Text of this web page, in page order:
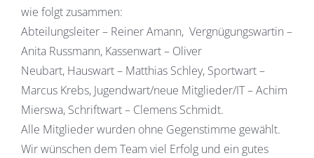
wie folgt zusammen:
Abteilungsleiter – Reiner Amann, Vergnügungswartin –
Anita Russmann, Kassenwart – Oliver
Neubart, Hauswart – Matthias Schley, Sportwart –
Marcus Krebs, Jugendwart/neue Mitglieder/IT – Achim
Mierswa, Schriftwart – Clemens Schmidt.
Alle Mitglieder wurden ohne Gegenstimme gewählt.
Wir wünschen dem Team viel Erfolg und ein gutes